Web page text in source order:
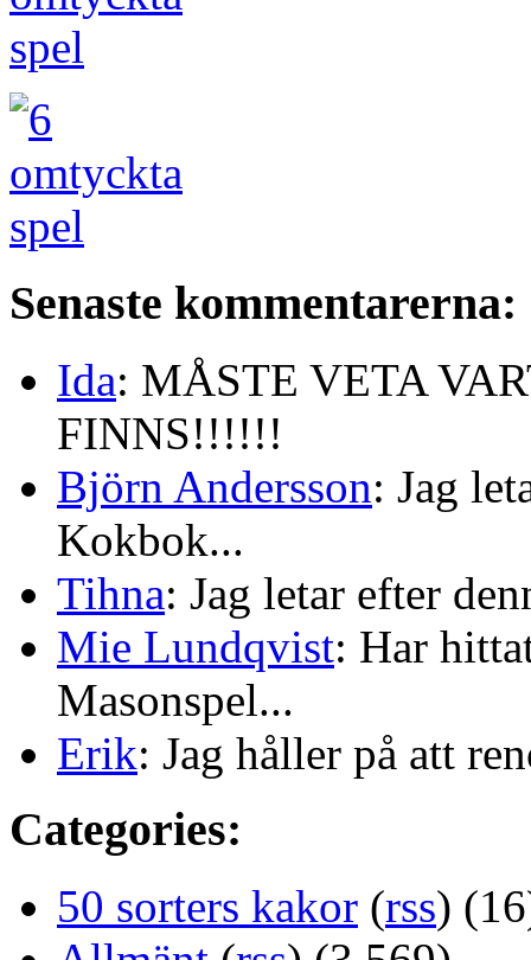
Senaste kommentarerna:
Ida: MÅSTE VETA
FINNS!!!!!!
Björn Andersson: Jag
Kokbok...
Tihna: Jag letar efter
Mie Lundqvist: Har
Masonspel...
Erik: Jag håller på att
Categories:
50 sorters kakor (rss)